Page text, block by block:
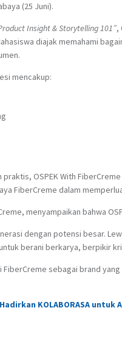
(25 Juni).
Insight & Storytelling 101”,
diajak memahami
mencakup:
OSPEK With
FiberCreme dalam
menyampaikan bahwa
dengan potensi besar.
berani berkarya, berpikir
FiberCreme sebagai brand
KOLABORASA